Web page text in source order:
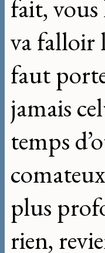
fait, vous
va falloir
faut
jamais
temps
plus
rien,